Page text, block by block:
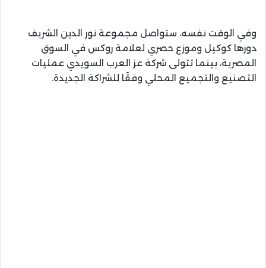
وفي الوقت نفسه، ستواصل مجموعة نور الدين الشريف
دورها كوكيل وموزع حصري لعلامة روكس في السوق
المصرية، بينما تتولى شركة عز العرب السويدي عمليات
التصنيع والتجميع المحلي وفقًا للشراكة الجديدة.